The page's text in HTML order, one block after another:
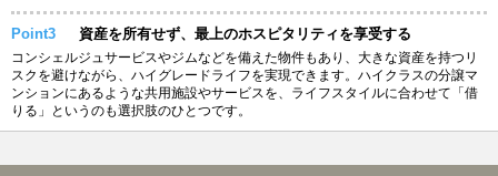
Point3 資産を所有せず、最上のホスピタリティを享受する
コンシェルジュサービスやジムなどを備えた物件もあり、大きな資産を持つリ
スクを避けながら、ハイグレードライフを実現できます。ハイクラスの分譲マ
ンションにあるような共用施設やサービスを、ライフスタイルに合わせて「借
りる」というのも選択肢のひとつです。